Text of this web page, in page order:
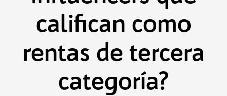
califican como
rentas de tercera
categoría?